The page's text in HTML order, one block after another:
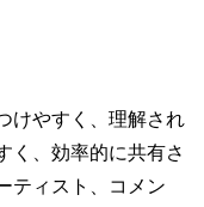
けやすく、理解され
く、効率的に共有さ
ティスト、コメン